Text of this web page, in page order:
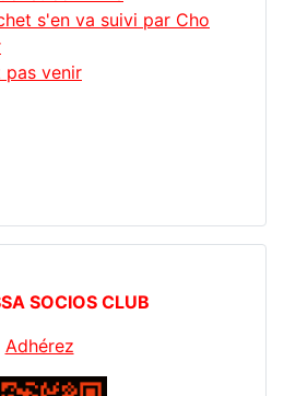
s'en va suivi par Cho
pas venir
SOCIOS CLUB
Adhérez